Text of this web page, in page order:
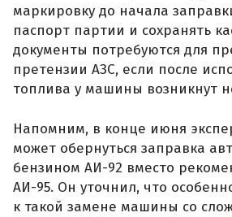
маркировку до начала
паспорт партии и сохранять
документы потребуются для
претензии АЗС, если после
топлива у машины возникнут
Напомним, в конце июня
может обернуться заправка
бензином АИ-92 вместо
АИ-95. Он уточнил, что
к такой замене машины со